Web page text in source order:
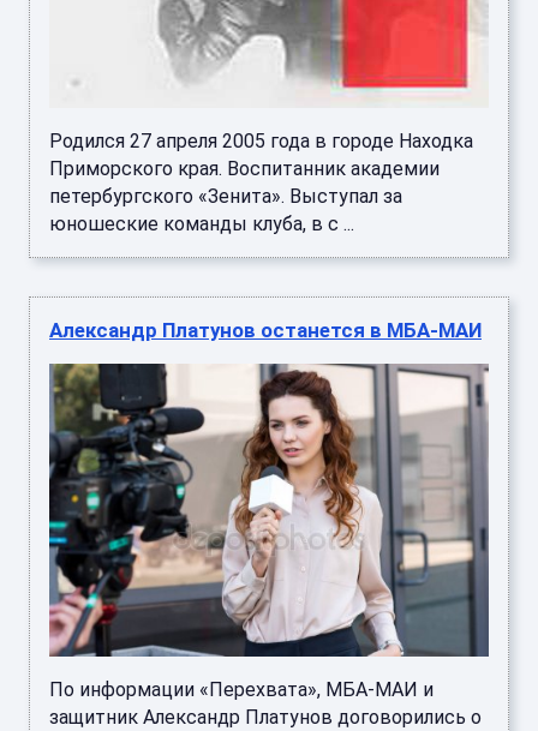
Родился 27 апреля 2005 года в городе Находка
Приморского края. Воспитанник академии
петербургского «Зенита». Выступал за
юношеские команды клуба, в с ...
Александр Платунов останется в МБА-МАИ
По информации «Перехвата», МБА-МАИ и
защитник Александр Платунов договорились о